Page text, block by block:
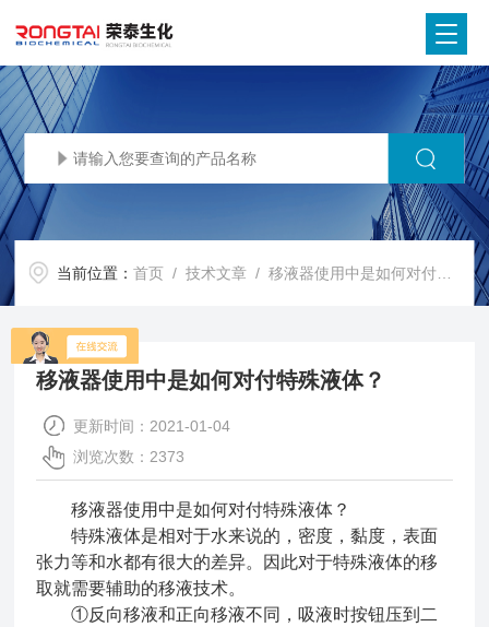
当前位置：首页 /技术文章 / 移液器使用中是如何对付特殊液体？
移液器使用中是如何对付特殊液体？
更新时间：2021-01-04
浏览次数：2373
移液器使用中是如何对付特殊液体？
特殊液体是相对于水来说的，密度，黏度，表面
张力等和水都有很大的差异。因此对于特殊液体的移
取就需要辅助的移液技术。
①反向移液和正向移液不同，吸液时按钮压到二